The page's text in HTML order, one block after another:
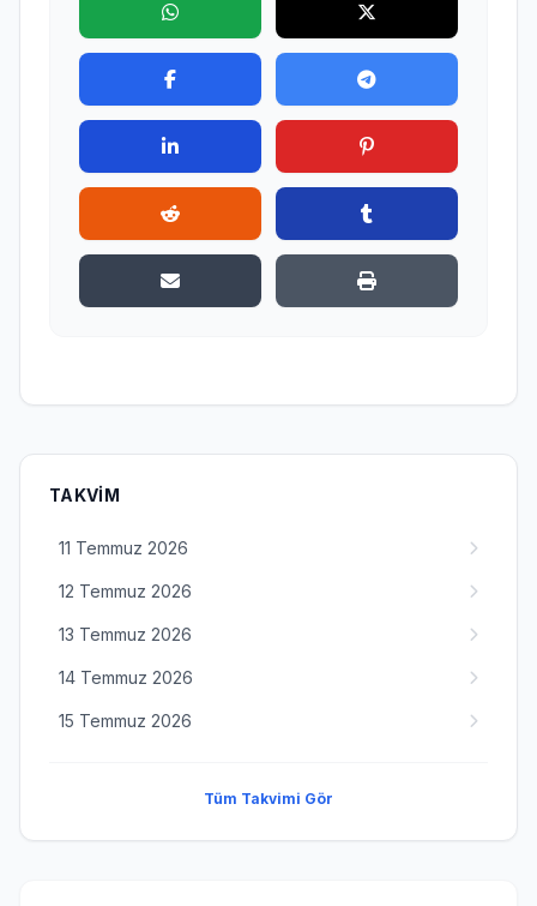
TAKVIM
11 Temmuz 2026
12 Temmuz 2026
13 Temmuz 2026
14 Temmuz 2026
15 Temmuz 2026
Tüm Takvimi Gör